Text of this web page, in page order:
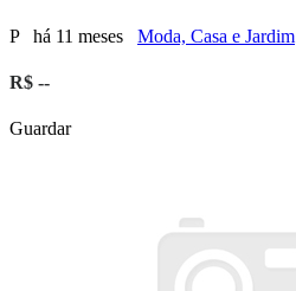
P há 11 meses Moda, Casa e Jardim
R$ --
Guardar